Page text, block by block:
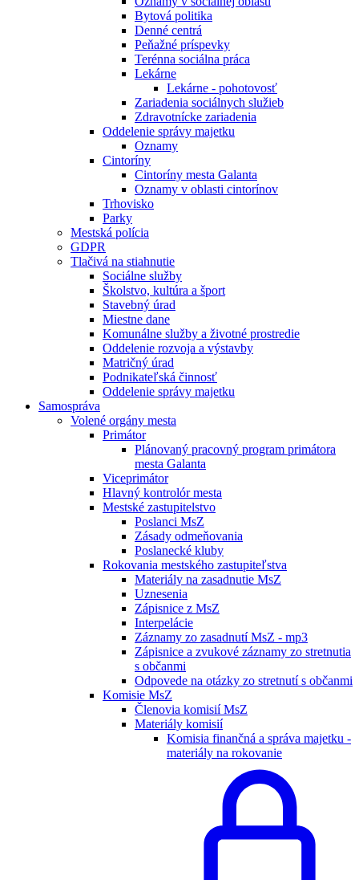
Bytová politika
Denné centrá
Peňažné príspevky
Terénna sociálna práca
Lekárne
Lekárne - pohotovosť
Zariadenia sociálnych služieb
Zdravotnícke zariadenia
Oddelenie správy majetku
Oznamy
Cintoríny
Cintoríny mesta Galanta
Oznamy v oblasti cintorínov
Trhovisko
Parky
Mestská polícia
GDPR
Tlačivá na stiahnutie
Sociálne služby
Školstvo, kultúra a šport
Stavebný úrad
Miestne dane
Komunálne služby a životné prostredie
Oddelenie rozvoja a výstavby
Matričný úrad
Podnikateľská činnosť
Oddelenie správy majetku
Samospráva
Volené orgány mesta
Primátor
Plánovaný pracovný program primátora
mesta Galanta
Viceprimátor
Hlavný kontrolór mesta
Mestské zastupitelstvo
Poslanci MsZ
Zásady odmeňovania
Poslanecké kluby
Rokovania mestského zastupiteľstva
Materiály na zasadnutie MsZ
Uznesenia
Zápisnice z MsZ
Interpelácie
Záznamy zo zasadnutí MsZ - mp3
Zápisnice a zvukové záznamy zo stretnutia
s občanmi
Odpovede na otázky zo stretnutí s občanmi
Komisie MsZ
Členovia komisií MsZ
Materiály komisií
Komisia finančná a správa majetku -
materiály na rokovanie